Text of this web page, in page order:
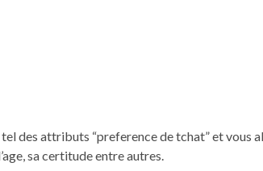
des attributs “preference de tchat” et vous
sa certitude entre autres.